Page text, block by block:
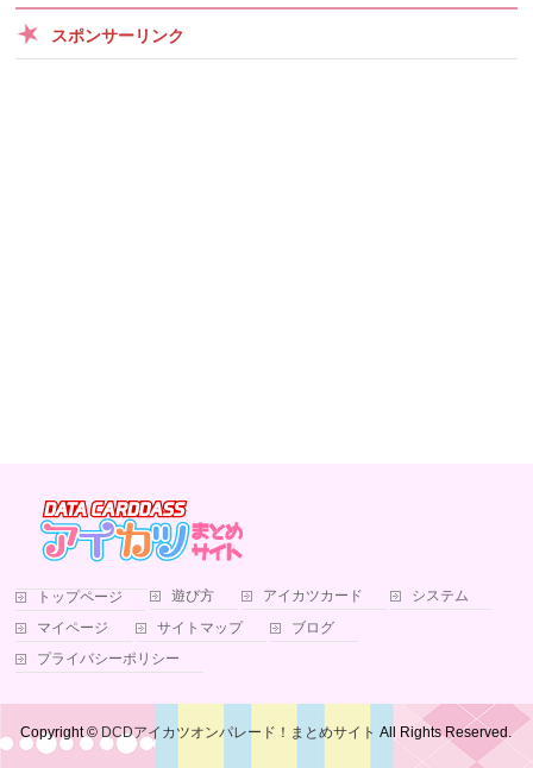
スポンサーリンク
トップページ 遊び方 アイカツカード
システム
マイページ
サイトマップ
ブログ
プライバシーポリシー
Copyright © DCDアイカツオンパレード！まとめサイト All Rights Reserved.